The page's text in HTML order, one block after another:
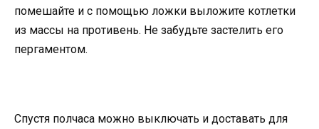
помешайте и с помощью ложки выложите котлетки
из массы на противень. Не забудьте застелить его
пергаментом.
Спустя полчаса можно выключать и доставать для